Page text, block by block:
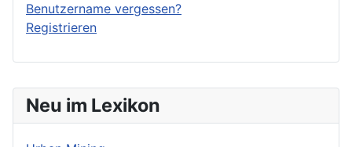
Neu im Lexikon
Benutzername vergessen?
Registrieren